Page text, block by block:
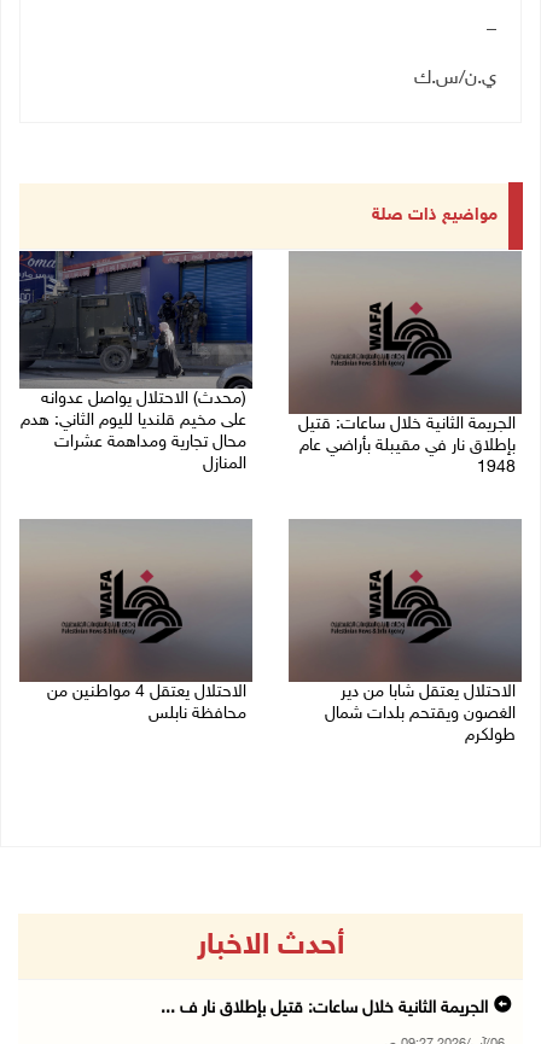
ي.ن/س.ك
مواضيع ذات صلة
الجريمة الثانية خلال ساعات: قتيل
بإطلاق نار في مقيبلة بأراضي عام
1948
(محدث) الاحتلال يواصل عدوانه
على مخيم قلنديا لليوم الثاني: هدم
محال تجارية ومداهمة عشرات
المنازل
الاحتلال يعتقل شابا من دير
الغصون ويقتحم بلدات شمال
طولكرم
الاحتلال يعتقل 4 مواطنين من
محافظة نابلس
أحدث الاخبار
الجريمة الثانية خلال ساعات: قتيل بإطلاق نار ف ...